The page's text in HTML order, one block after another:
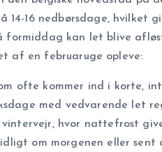
14-16 nedbørsdage, hvilket
formiddag kan let blive
af en februaruge opleve:
ofte kommer ind i korte,
med vedvarende let
hvor nattefrost
om morgenen eller sent